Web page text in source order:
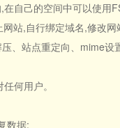
自己的空间中可以使用
站,自行绑定域名,修改网
、站点重定向、mime
何用户。
数据;